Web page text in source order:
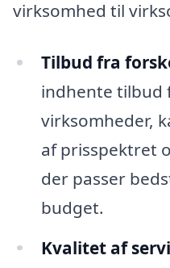
virksomhed til
Tilbud fra
indhente tilbud
virksomheder,
af prisspektret
der passer
budget.
Kvalitet af